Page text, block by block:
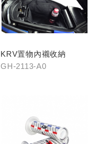
KRV置物內襯收納
GH-2113-A0